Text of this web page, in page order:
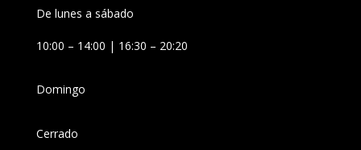
De lunes a sábado
10:00 – 14:00 | 16:30 – 20:20
Domingo
Cerrado